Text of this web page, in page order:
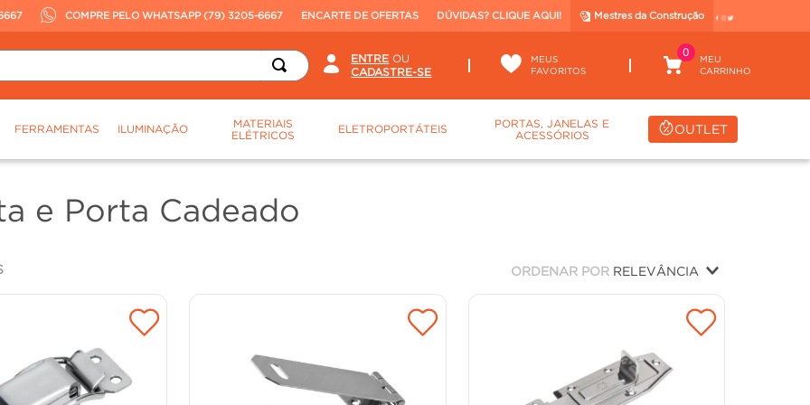
COMPRE PELO WHATSAPP (79) 3205-6667 ENCARTE DE OFERTAS DÚVIDAS? CLIQUE AQUI! Mestres da Construção
OU
MEUS
FAVORITOS
0
FERRAMENTAS ILUMINAÇÃO
MATERIAIS
ELÉTRICOS
ELETROPORTÁTEIS
PORTAS, JANELAS E
ACESSÓRIOS
OUTLET
e Porta Cadeado
ORDENAR POR RELEVÂNCIA